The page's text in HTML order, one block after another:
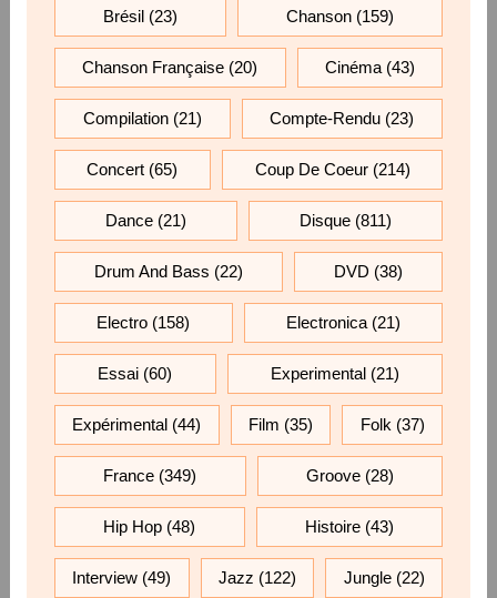
Brésil(23) Chanson (159)
Chanson Française (20) Cinéma(43)
Compilation(21) Compte-Rendu (23)
Concert (65) Coup De Coeur(214)
Dance(21) Disque (811)
Drum And Bass (22) DVD (38)
Electro (158) Electronica(21)
Essai (60) Experimental(21)
Expérimental (44) Film (35) Folk (37)
France (349) Groove(28)
Hip Hop (48) Histoire(43)
Interview (49) Jazz (122) Jungle(22)